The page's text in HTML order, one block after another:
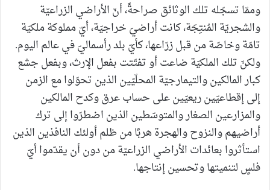
وممّا تسجّله تلك الوثائق صراحةً، أنّ الأراضي الزراعيّة
والشجريّة المُنتِجَة، كانت أراضيَ خراجيّة، أيّ مملوكة ملكيّة
تامّة وخاصّة من قبل زرّاعها، كأيّ بلد رأسماليّ في عالم اليوم.
ولكنّ تلك الملكيّة ضاعت أو تفتّتت بفعل الإرث، وبفعل جشع
كبار المالكين والتيمارجيّة المحلّيّين الذين تحوّلوا مع الزمن
إلى إقطاعيّين ريعيّين على حساب عرق وكدح المالكين
والمزارعين الصغار والمتوسّطين الذين اضطرّوا إلى ترك
أراضيهم والنزوح والهجرة هربًا من ظلم أولئك النافذين الذين
استأثروا بعائدات الأراضي الزراعيّة من دون أن يقدّموا أيّ
فلسٍ لتنميتها وتحسين إنتاجها.